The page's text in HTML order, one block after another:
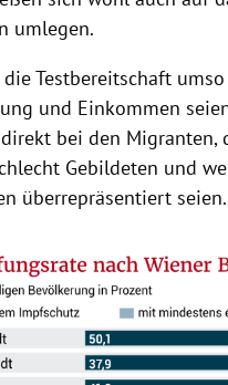
umlegen.
Testbereitschaft
und Einkommen
bei den Migranten,
Gebildeten und
überrepräsentiert seien.
öffnen/schließen